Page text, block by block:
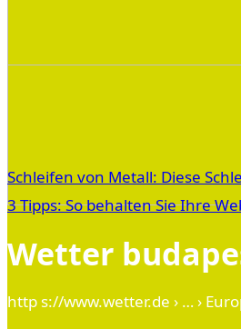
Schleifen von Metall: Diese
3 Tipps: So behalten Sie Ihre
Wetter
http s://www.wetter.de › … ›